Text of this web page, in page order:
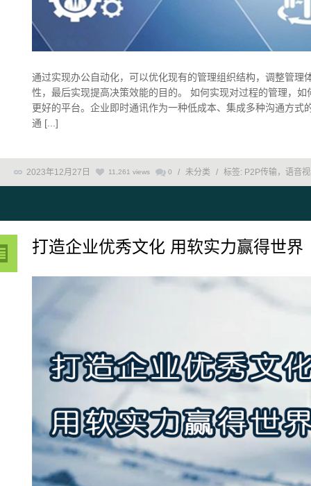
通过实现办公自动化，可以优化现有的管理组织结构，调整管
性，最后实现提高决策效能的目的。 如何实现对过程的管理，
更好的平台。企业即时通讯作为一种低成本、集成多种沟通方
通 [...]
2023年12月27日 11,261 views 0 / 未分类 / 标签: P2P传输，语音
打造企业优秀文化 用软实力赢得世界